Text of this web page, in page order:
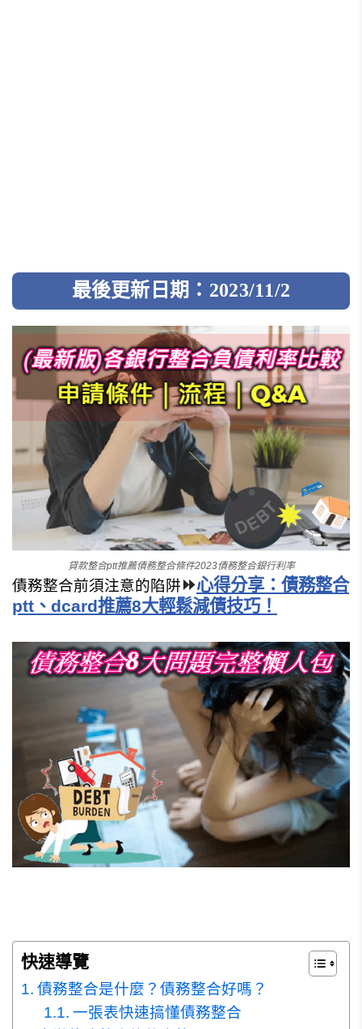
最後更新日期：2023/11/2
貸款整合ptt推薦債務整合條件2023債務整合銀行利率
債務整合前須注意的陷阱⏩心得分享：債務整合
ptt、dcard推薦8大輕鬆減債技巧！
快速導覽
債務整合是什麼？債務整合好嗎？
一張表快速搞懂債務整合